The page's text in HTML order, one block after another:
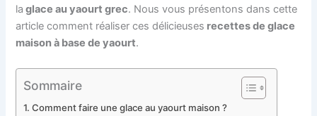
la glace au yaourt grec. Nous vous présentons dans cette
article comment réaliser ces délicieuses recettes de glace
maison à base de yaourt.
Sommaire
Comment faire une glace au yaourt maison ?